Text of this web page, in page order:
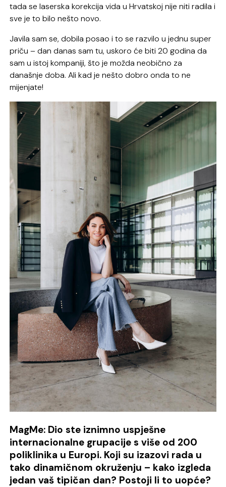
tada se laserska korekcija vida u Hrvatskoj nije niti radila i
sve je to bilo nešto novo.
Javila sam se, dobila posao i to se razvilo u jednu super
priču – dan danas sam tu, uskoro će biti 20 godina da
sam u istoj kompaniji, što je možda neobično za
današnje doba. Ali kad je nešto dobro onda to ne
mijenjate!
MagMe: Dio ste iznimno uspješne
internacionalne grupacije s više od 200
poliklinika u Europi. Koji su izazovi rada u
tako dinamičnom okruženju – kako izgleda
jedan vaš tipičan dan? Postoji li to uopće?